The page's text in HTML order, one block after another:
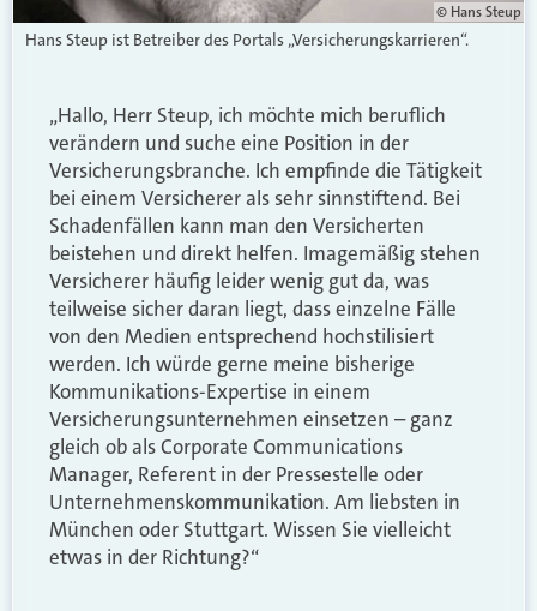
© Hans Steup
Hans Steup ist Betreiber des Portals „Versicherungskarrieren“.
„Hallo, Herr Steup, ich möchte mich beruflich
verändern und suche eine Position in der
Versicherungsbranche. Ich empfinde die Tätigkeit
bei einem Versicherer als sehr sinnstiftend. Bei
Schadenfällen kann man den Versicherten
beistehen und direkt helfen. Imagemäßig stehen
Versicherer häufig leider wenig gut da, was
teilweise sicher daran liegt, dass einzelne Fälle
von den Medien entsprechend hochstilisiert
werden. Ich würde gerne meine bisherige
Kommunikations-Expertise in einem
Versicherungsunternehmen einsetzen – ganz
gleich ob als Corporate Communications
Manager, Referent in der Pressestelle oder
Unternehmenskommunikation. Am liebsten in
München oder Stuttgart. Wissen Sie vielleicht
etwas in der Richtung?“